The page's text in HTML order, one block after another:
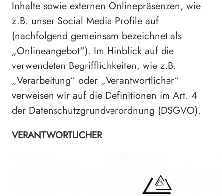
Inhalte sowie externen Onlinepräsenzen, wie
z.B. unser Social Media Profile auf
(nachfolgend gemeinsam bezeichnet als
„Onlineangebot“). Im Hinblick auf die
verwendeten Begrifflichkeiten, wie z.B.
„Verarbeitung“ oder „Verantwortlicher“
verweisen wir auf die Definitionen im Art. 4
der Datenschutzgrundverordnung (DSGVO).
VERANTWORTLICHER